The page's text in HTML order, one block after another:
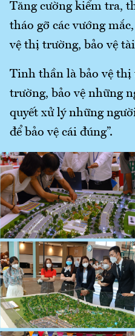
Tăng cường kiểm tra,
tháo gỡ các vướng
vệ thị trường, bảo vệ
Tinh thần là bảo vệ
trường, bảo vệ những
quyết xử lý những
để bảo vệ cái đúng”.